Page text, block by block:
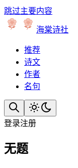
跳过主要内容
海棠诗社
推荐
诗文
作者
名句
登录注册
无题